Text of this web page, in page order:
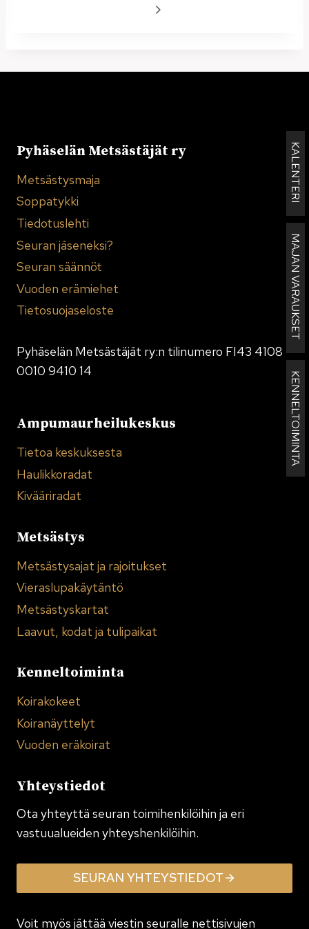
KALENTERI
MAJAN VARAUKSET
KENNELTOIMINTA
Pyhäselän Metsästäjät ry
Metsästysmaja
Soppatykki
Tiedotuslehti
Seuran jäseneksi?
Seuran säännöt
Vuoden erämiehet
Tietosuojaseloste
Pyhäselän Metsästäjät ry:n tilinumero FI43 4108
0010 9410 14
Ampumaurheilukeskus
Tietoa keskuksesta
Haulikkoradat
Kivääriradat
Metsästys
Metsästysajat ja rajoitukset
Vieraslupakäytäntö
Metsästyskartat
Laavut, kodat ja tulipaikat
Kenneltoiminta
Koirakokeet
Koiranäyttelyt
Vuoden eräkoirat
Yhteystiedot
Ota yhteyttä seuran toimi­henkilöihin ja eri
vastuualueiden yhteyshenkilöihin.
SEURAN YHTEYSTIEDOT
Voit myös jättää viestin seuralle nettisivujen